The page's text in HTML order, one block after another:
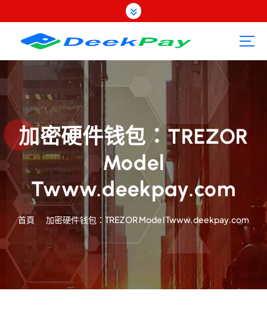
至
加密硬件钱包：TREZOR
Model
Twww.deekpay.com
首頁 加密硬件钱包：TREZOR Model Twww.deekpay.com